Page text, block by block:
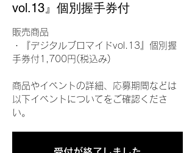
vol.13』個別握手券付
販売商品
・『デジタルブロマイドvol.13』個別握
手券付1,700円(税込み)
商品やイベントの詳細、応募期間などは
以下イベントについてをご確認くださ
い。